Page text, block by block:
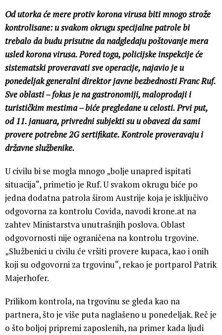
Od utorka će mere protiv korona virusa biti mnogo strože
kontrolisane: u svakom okrugu specijalne patrole bi
trebalo da budu prisutne da nadgledaju poštovanje mera
usled korona virusa. Pored toga, policijske inspekcije će
sistematski proveravati sve operacije, najavio je u
ponedeljak generalni direktor javne bezbednosti Franc Ruf.
Sve oblasti – fokus je na gastronomiji, maloprodaji i
turističkim mestima – biće pregledane u celosti. Prvi put,
od 11. januara, privredni subjekti su u obavezi da sami
provere potrebne 2G sertifikate. Kontrole proveravaju i
državne službenike.
U civilu bi se mogla mnogo „bolje unapred ispitati
situacija“, primetio je Ruf. U svakom okrugu biće po
jedna dodatna patrola širom Austrije koja je isključivo
odgovorna za kontrolu Covida, navodi krone.at na
zahtev Ministarstva unutrašnjih poslova. Oblast
odgovornosti nije ograničena na kontrolu trgovine.
„Službenici u civilu će vršiti provere kupaca, kao i onih
koji su odgovorni za trgovinu“, rekao je portparol Patrik
Majerhofer.
Prilikom kontrola, na trgovinu se gleda kao na
partnera, što je više puta naglašeno u ponedeljak. Reč je
o što boljoj pripremi zaposlenih, na primer kada ljudi